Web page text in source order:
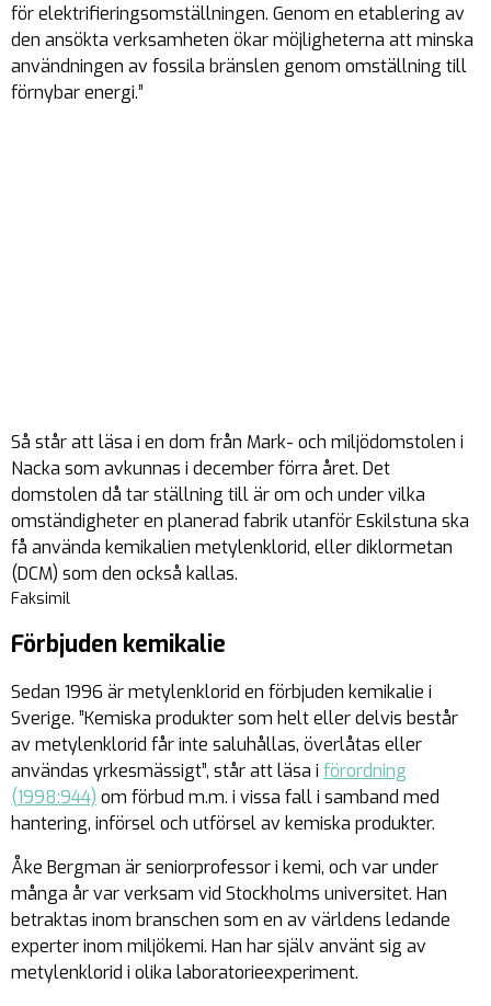
för elektrifieringsomställningen. Genom en etablering av
den ansökta verksamheten ökar möjligheterna att minska
användningen av fossila bränslen genom omställning till
förnybar energi.”
Så står att läsa i en dom från Mark- och miljödomstolen i
Nacka som avkunnas i december förra året. Det
domstolen då tar ställning till är om och under vilka
omständigheter en planerad fabrik utanför Eskilstuna ska
få använda kemikalien metylenklorid, eller diklormetan
(DCM) som den också kallas.
Faksimil
Förbjuden kemikalie
Sedan 1996 är metylenklorid en förbjuden kemikalie i
Sverige. ”Kemiska produkter som helt eller delvis består
av metylenklorid får inte saluhållas, överlåtas eller
användas yrkesmässigt”, står att läsa i förordning
(1998:944) om förbud m.m. i vissa fall i samband med
hantering, införsel och utförsel av kemiska produkter.
Åke Bergman är seniorprofessor i kemi, och var under
många år var verksam vid Stockholms universitet. Han
betraktas inom branschen som en av världens ledande
experter inom miljökemi. Han har själv använt sig av
metylenklorid i olika laboratorieexperiment.